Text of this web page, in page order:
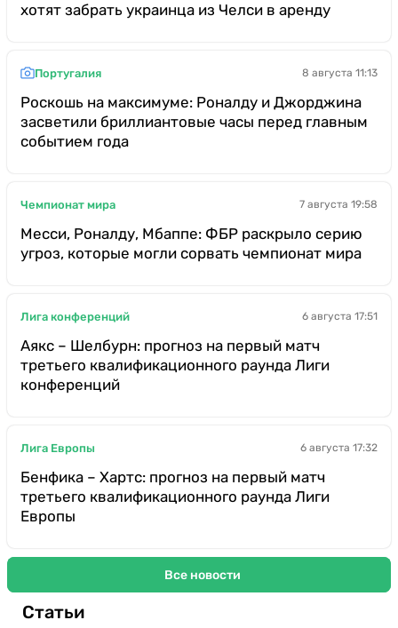
хотят забрать украинца из Челси в аренду
Португалия 8 августа 11:13
Роскошь на максимуме: Роналду и Джорджина
засветили бриллиантовые часы перед главным
событием года
Чемпионат мира 7 августа 19:58
Месси, Роналду, Мбаппе: ФБР раскрыло серию
угроз, которые могли сорвать чемпионат мира
Лига конференций 6 августа 17:51
Аякс – Шелбурн: прогноз на первый матч
третьего квалификационного раунда Лиги
конференций
Лига Европы 6 августа 17:32
Бенфика – Хартс: прогноз на первый матч
третьего квалификационного раунда Лиги
Европы
Все новости
Статьи